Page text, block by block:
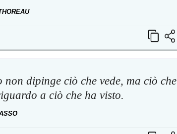
dipinge ciò che vede, ma ciò che
a ciò che ha visto.